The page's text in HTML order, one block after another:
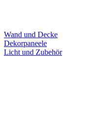
Wand und Decke
Dekorpaneele
Licht und Zubehör